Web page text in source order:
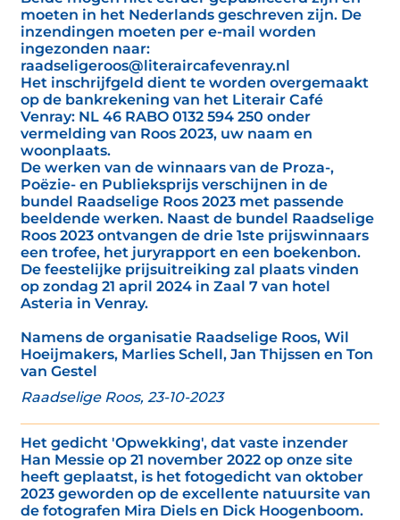
moeten in het Nederlands geschreven zijn. De
inzendingen moeten per e-mail worden
ingezonden naar:
raadseligeroos@literaircafevenray.nl
Het inschrijfgeld dient te worden overgemaakt
op de bankrekening van het Literair Café
Venray: NL 46 RABO 0132 594 250 onder
vermelding van Roos 2023, uw naam en
woonplaats.
De werken van de winnaars van de Proza-,
Poëzie- en Publieksprijs verschijnen in de
bundel Raadselige Roos 2023 met passende
beeldende werken. Naast de bundel Raadselige
Roos 2023 ontvangen de drie 1ste prijswinnaars
een trofee, het juryrapport en een boekenbon.
De feestelijke prijsuitreiking zal plaats vinden
op zondag 21 april 2024 in Zaal 7 van hotel
Asteria in Venray.
Namens de organisatie Raadselige Roos, Wil
Hoeijmakers, Marlies Schell, Jan Thijssen en Ton
van Gestel
Raadselige Roos, 23-10-2023
Het gedicht 'Opwekking', dat vaste inzender
Han Messie op 21 november 2022 op onze site
heeft geplaatst, is het fotogedicht van oktober
2023 geworden op de excellente natuursite van
de fotografen Mira Diels en Dick Hoogenboom.